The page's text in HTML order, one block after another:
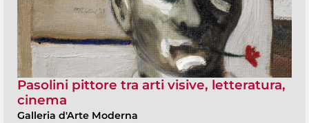
Pasolini pittore tra arti visive, letteratura,
cinema
Galleria d'Arte Moderna